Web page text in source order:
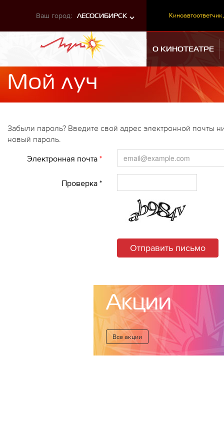
Ваш город: ЛЕСОСИБИРСК Киноавтоответчик,
О КИНОТЕАТРЕ
Мой луч
Забыли пароль? Введите свой адрес электронной почты
новый пароль.
Электронная почта*
Проверка *
Отправить письмо
Акции
Все акции